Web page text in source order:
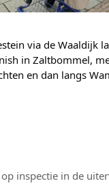
via de Waaldijk
in Zaltbommel,
en dan langs
inspectie in de